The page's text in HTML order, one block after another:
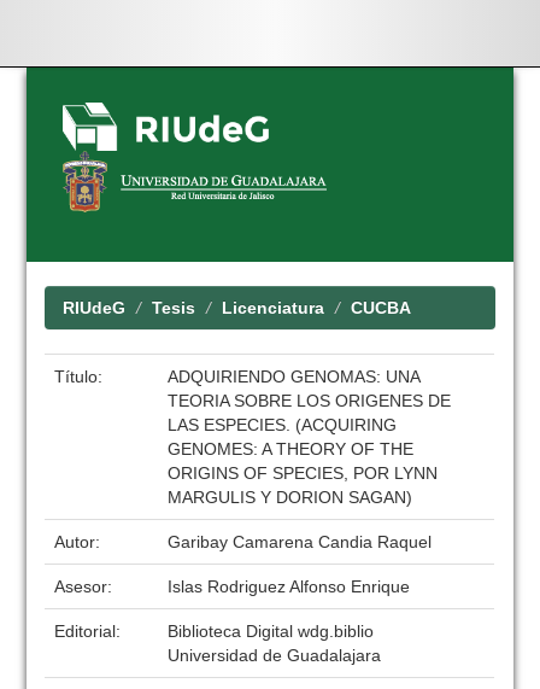
Skip
navigation
RIUdeG Tesis Licenciatura CUCBA
Título:
ADQUIRIENDO GENOMAS: UNA
TEORIA SOBRE LOS ORIGENES DE
LAS ESPECIES. (ACQUIRING
GENOMES: A THEORY OF THE
ORIGINS OF SPECIES, POR LYNN
MARGULIS Y DORION SAGAN)
Autor: Garibay Camarena Candia Raquel
Asesor: Islas Rodriguez Alfonso Enrique
Editorial:
Biblioteca Digital wdg.biblio
Universidad de Guadalajara